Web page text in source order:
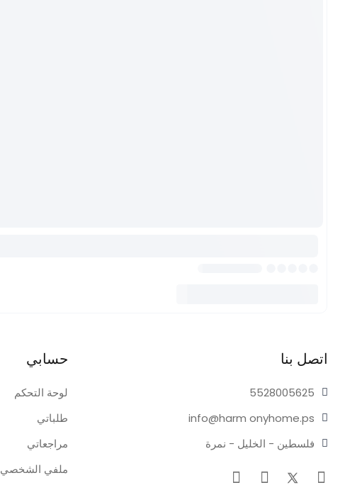
اتصل بنا
05625
55280
info@harm onyhome.ps
فلسطين - الخليل - نمرة
حسابي
لوحة التحكم
طلباتي
مراجعاتي
ملفي الشخصي